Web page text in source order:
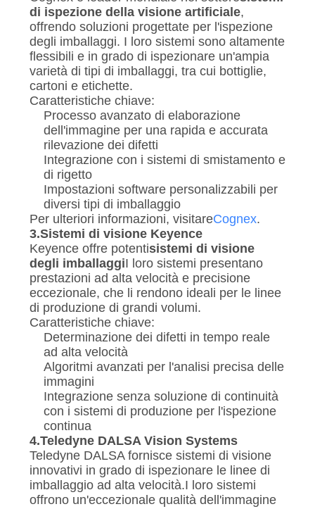
di ispezione della visione artificiale,
offrendo soluzioni progettate per l'ispezione
degli imballaggi. I loro sistemi sono altamente
flessibili e in grado di ispezionare un'ampia
varietà di tipi di imballaggi, tra cui bottiglie,
cartoni e etichette.
Caratteristiche chiave:
Processo avanzato di elaborazione
dell'immagine per una rapida e accurata
rilevazione dei difetti
Integrazione con i sistemi di smistamento e
di rigetto
Impostazioni software personalizzabili per
diversi tipi di imballaggio
Per ulteriori informazioni, visitareCognex.
3.Sistemi di visione Keyence
Keyence offre potentisistemi di visione
degli imballaggiI loro sistemi presentano
prestazioni ad alta velocità e precisione
eccezionale, che li rendono ideali per le linee
di produzione di grandi volumi.
Caratteristiche chiave:
Determinazione dei difetti in tempo reale
ad alta velocità
Algoritmi avanzati per l'analisi precisa delle
immagini
Integrazione senza soluzione di continuità
con i sistemi di produzione per l'ispezione
continua
4.Teledyne DALSA Vision Systems
Teledyne DALSA fornisce sistemi di visione
innovativi in grado di ispezionare le linee di
imballaggio ad alta velocità.I loro sistemi
offrono un'eccezionale qualità dell'immagine